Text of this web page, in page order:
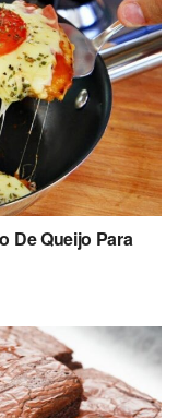
De Queijo Para